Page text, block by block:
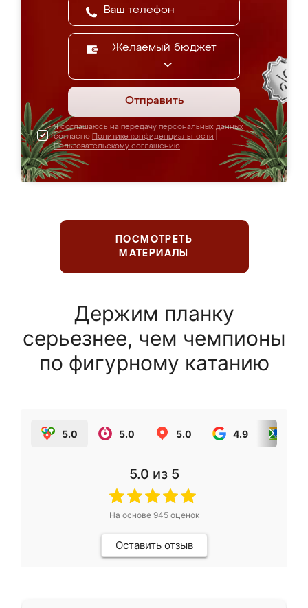
Желаемый бюджет
Отправить
Я соглашаюсь на передачу персональных данных
согласно Политике конфиденциальности
Пользовательскому соглашению
ПОСМОТРЕТЬ
МАТЕРИАЛЫ
Держим планку
серьезнее, чем чемпионы
по фигурному катанию
5.0 5.0 5.0 4.9
5.0 из 5
На основе 945оценок
Оставить отзыв